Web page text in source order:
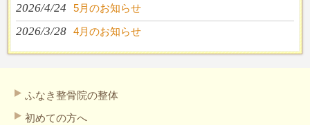
2026/4/24 5月のお知らせ
2026/3/28 4月のお知らせ
ふなき整骨院の整体
初めての方へ